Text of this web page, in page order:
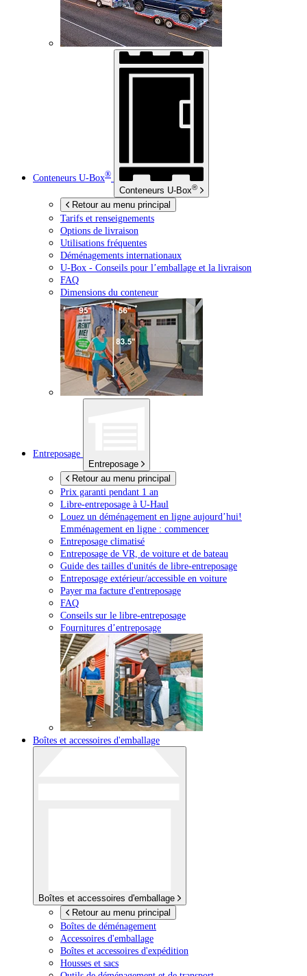
Conteneurs U-Box®
Conteneurs U-Box®
Retour au menu principal
Tarifs et renseignements
Options de livraison
Utilisations fréquentes
Déménagements internationaux
U-Box - Conseils pour l’emballage et la livraison
FAQ
Dimensions du conteneur
Entreposage
Entreposage
Retour au menu principal
Prix garanti pendant 1 an
Libre-entreposage à U-Haul
Louez un déménagement en ligne aujourd’hui!
Emménagement en ligne : commencer
Entreposage climatisé
Entreposage de VR, de voiture et de bateau
Guide des tailles d'unités de libre-entreposage
Entreposage extérieur/accessible en voiture
Payer ma facture d'entreposage
FAQ
Conseils sur le libre-entreposage
Fournitures d’entreposage
Boîtes et accessoires d'emballage
Boîtes et accessoires d'emballage
Retour au menu principal
Boîtes de déménagement
Accessoires d'emballage
Boîtes et accessoires d'expédition
Housses et sacs